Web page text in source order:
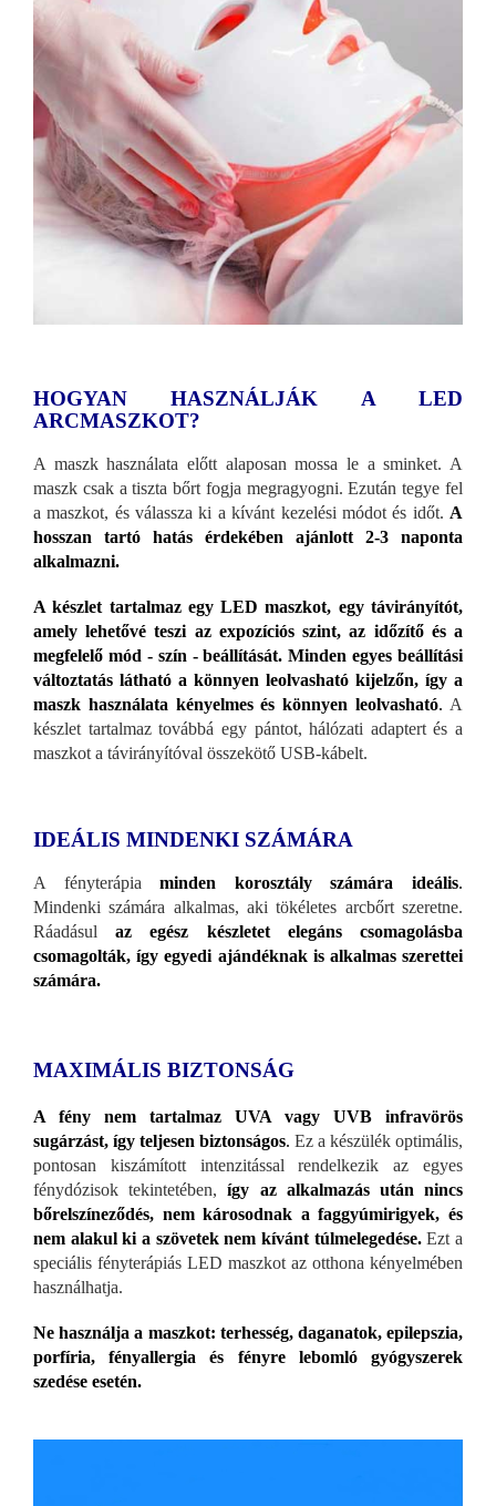
HOGYAN HASZNÁLJÁK A LED
ARCMASZKOT?
A maszk használata előtt alaposan mossa le a sminket. A
maszk csak a tiszta bőrt fogja megragyogni. Ezután tegye fel
a maszkot, és válassza ki a kívánt kezelési módot és időt. A
hosszan tartó hatás érdekében ajánlott 2-3 naponta
alkalmazni.
A készlet tartalmaz egy LED maszkot, egy távirányítót,
amely lehetővé teszi az expozíciós szint, az időzítő és a
megfelelő mód - szín - beállítását. Minden egyes beállítási
változtatás látható a könnyen leolvasható kijelzőn, így a
maszk használata kényelmes és könnyen leolvasható. A
készlet tartalmaz továbbá egy pántot, hálózati adaptert és a
maszkot a távirányítóval összekötő USB-kábelt.
IDEÁLIS MINDENKI SZÁMÁRA
A fényterápiaminden korosztály számára ideális.
Mindenki számára alkalmas, aki tökéletes arcbőrt szeretne.
Ráadásulaz egész készletet elegáns csomagolásba
csomagolták, így egyedi ajándéknak is alkalmas szerettei
számára.
MAXIMÁLIS BIZTONSÁG
A fény nem tartalmaz UVA vagy UVB infravörös
sugárzást, így teljesen biztonságos. Ez a készülék optimális,
pontosan kiszámított intenzitással rendelkezik az egyes
fénydózisok tekintetében,így az alkalmazás után nincs
bőrelszíneződés, nem károsodnak a faggyúmirigyek, és
nem alakul ki a szövetek nem kívánt túlmelegedése.Ezt a
speciális fényterápiás LED maszkot az otthona kényelmében
használhatja.
Ne használja a maszkot: terhesség, daganatok, epilepszia,
porfíria, fényallergia és fényre lebomló gyógyszerek
szedése esetén.